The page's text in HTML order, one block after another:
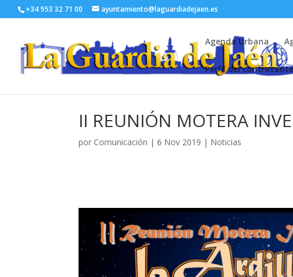
+34 953 32 71 00 ayuntamiento@laguardiadejaen.es
Agenda Urbana
Perfil del contratante
II REUNIÓN MOTERA
por Comunicación |6 Nov 2019 | Noticias